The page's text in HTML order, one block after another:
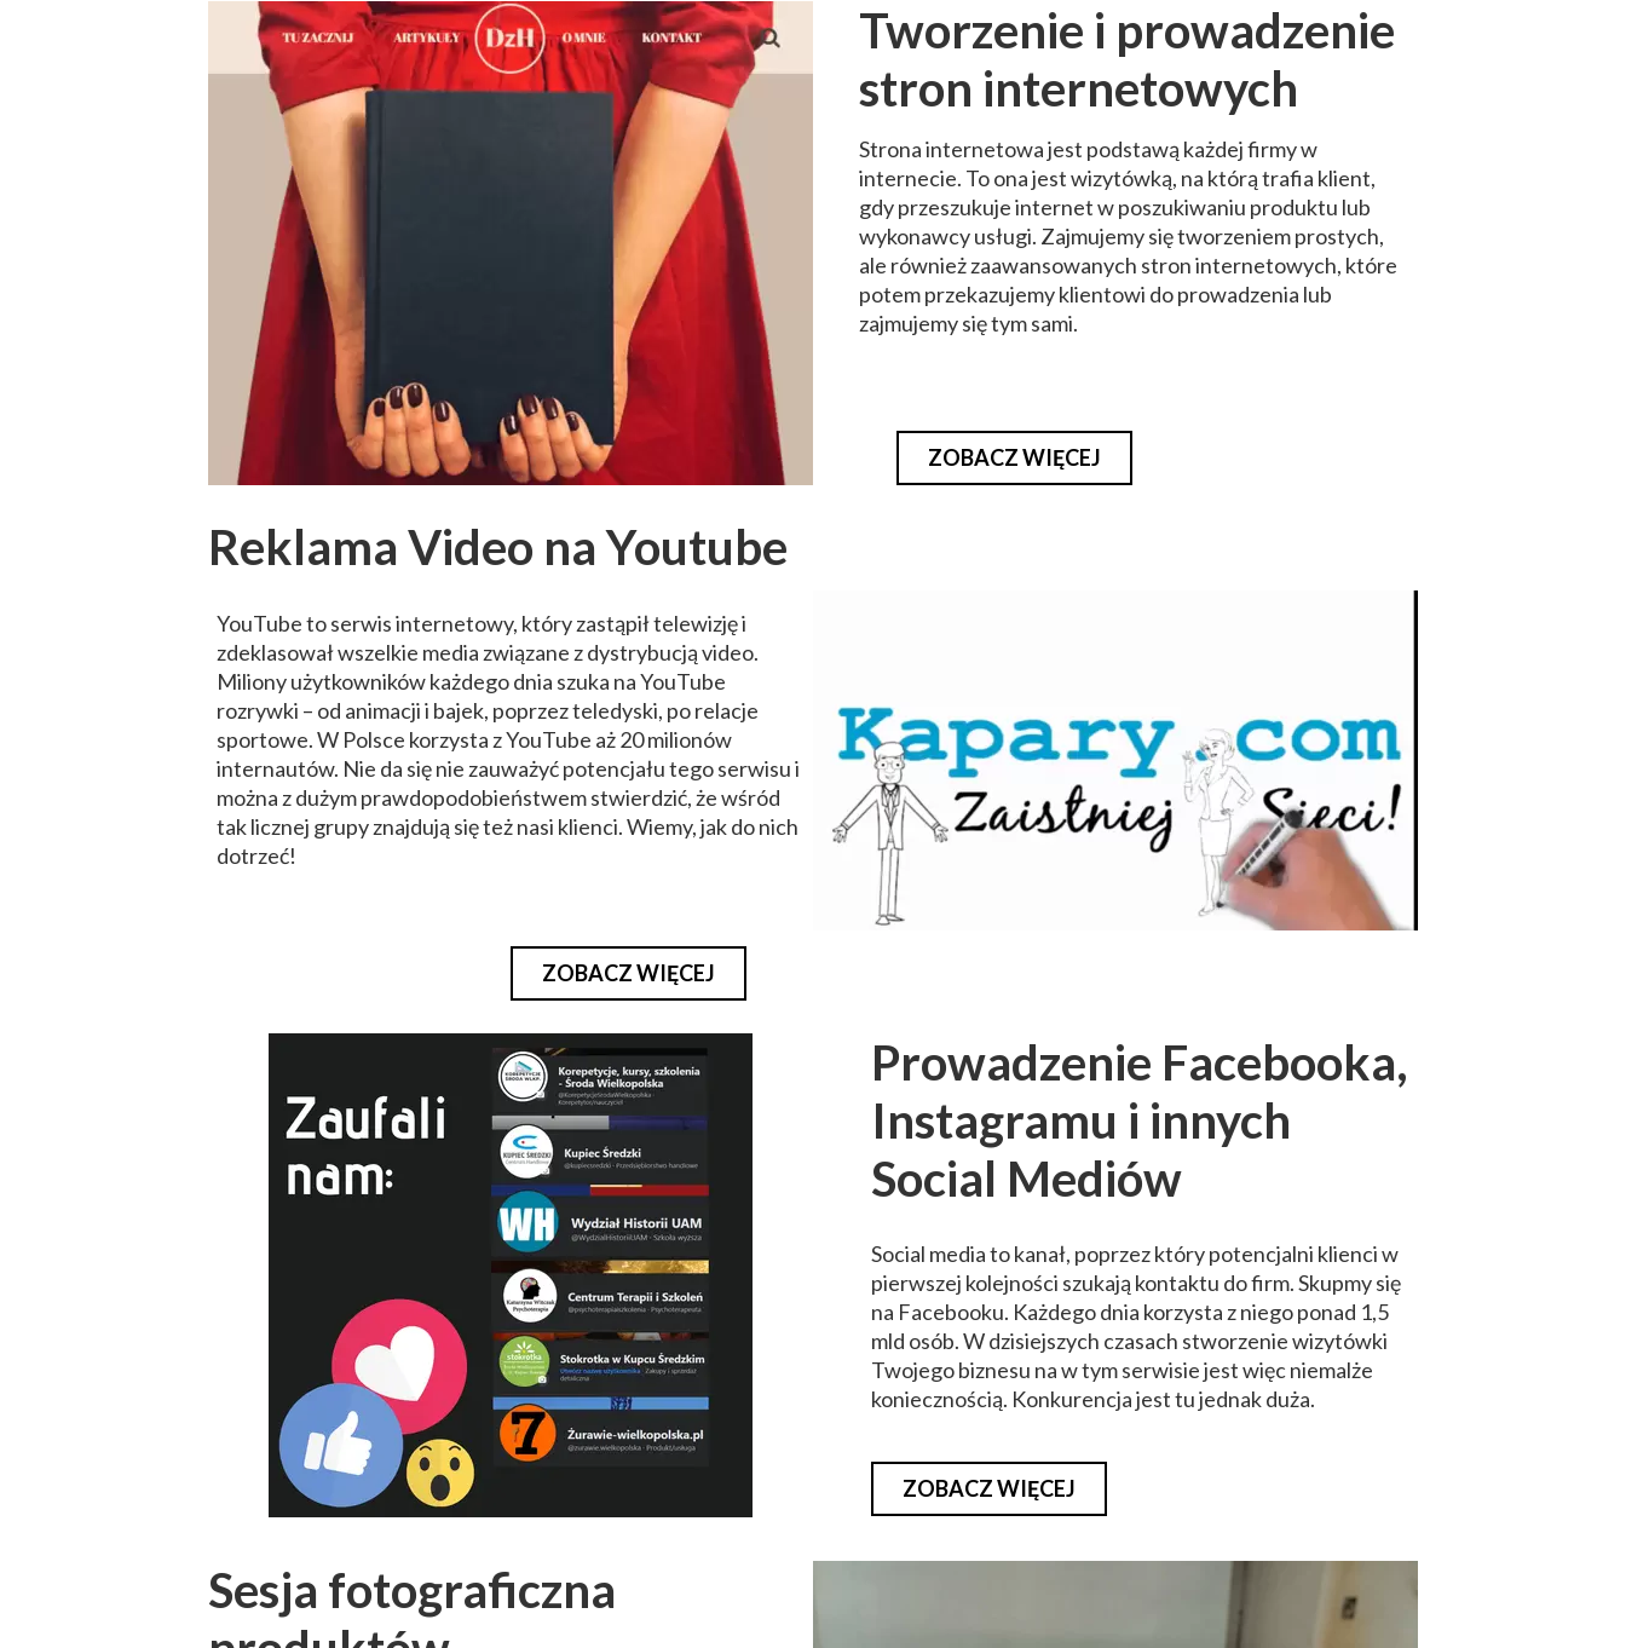
Sesja fotograficzna
ZOBACZ WIĘCEJ
Reklama Video na Youtube
YouTube to serwis internetowy, który zastąpił telewizję i
zdeklasował wszelkie media związane z dystrybucją video.
Miliony użytkowników każdego dnia szuka na YouTube
rozrywki – od animacji i bajek, poprzez teledyski, po relacje
sportowe. W Polsce korzysta z YouTube aż 20 milionów
internautów. Nie da się nie zauważyć potencjału tego serwisu i
można z dużym prawdopodobieństwem stwierdzić, że wśród
tak licznej grupy znajdują się też nasi klienci. Wiemy, jak do nich
dotrzeć!
ZOBACZ WIĘCEJ
Prowadzenie Facebooka,
Instagramu i innych
Social Mediów
Social media to kanał, poprzez który potencjalni klienci w
pierwszej kolejności szukają kontaktu do firm. Skupmy się
na Facebooku. Każdego dnia korzysta z niego ponad 1,5
mld osób. W dzisiejszych czasach stworzenie wizytówki
Twojego biznesu na w tym serwisie jest więc niemalże
koniecznością. Konkurencja jest tu jednak duża.
ZOBACZ WIĘCEJ
Tworzenie i prowadzenie
stron internetowych
Strona internetowa jest podstawą każdej firmy w
internecie. To ona jest wizytówką, na którą trafia klient,
gdy przeszukuje internet w poszukiwaniu produktu lub
wykonawcy usługi. Zajmujemy się tworzeniem prostych,
ale również zaawansowanych stron internetowych, które
potem przekazujemy klientowi do prowadzenia lub
zajmujemy się tym sami.